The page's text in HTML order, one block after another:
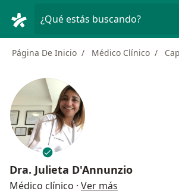
¿Qué estás buscando?
Página De Inicio Médico Clínico
Dra. Julieta D'Annunzio
Médico clínico · Ver más